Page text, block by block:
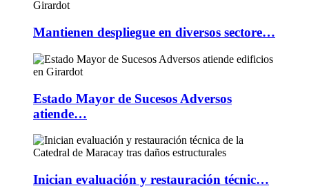
Mantienen despliegue en diversos sectore…
Estado Mayor de Sucesos Adversos
atiende…
Inician evaluación y restauración técnic…